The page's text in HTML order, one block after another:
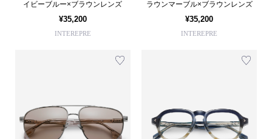
イビーブルー×ブラウンレンズ
¥35,200
INTEREPRE
ラウンマーブル×ブラウンレンズ
¥35,200
INTEREPRE